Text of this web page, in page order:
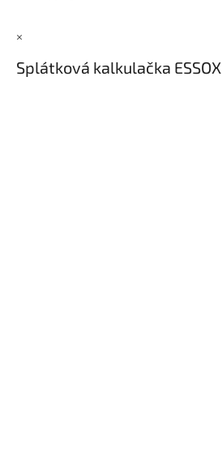
×
Splátková kalkulačka ESSOX